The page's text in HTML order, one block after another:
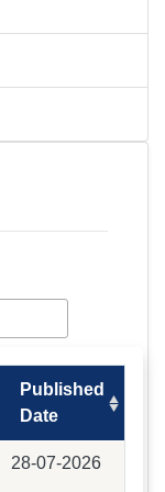
Published
Date
28-07-2026